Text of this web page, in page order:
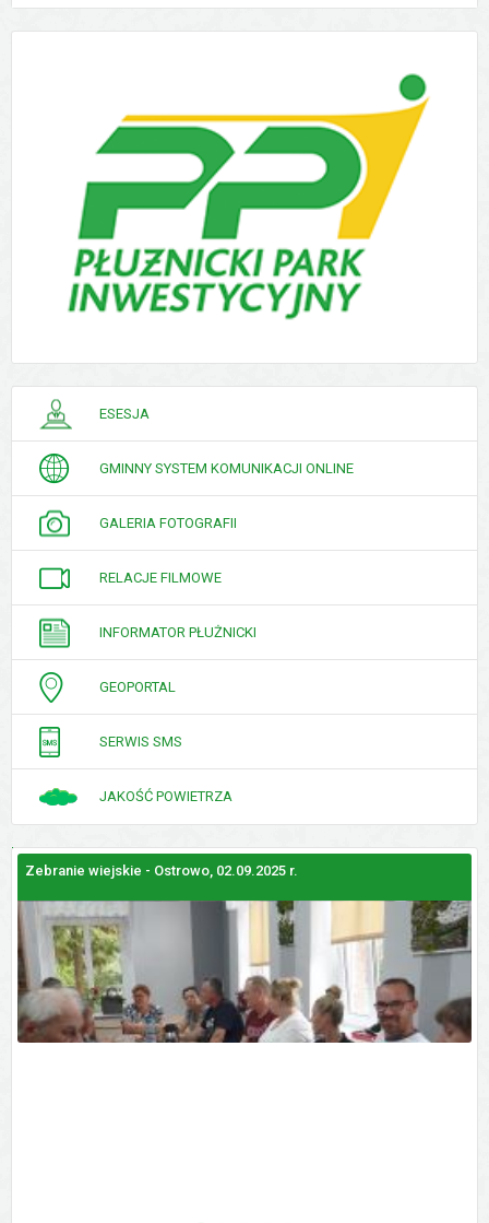
PORADNIK
INTERESANTA
ESESJA
GMINNY SYSTEM KOMUNIKACJI ONLINE
GALERIA FOTOGRAFII
RELACJE FILMOWE
INFORMATOR PŁUŻNICKI
GEOPORTAL
SERWIS SMS
JAKOŚĆ POWIETRZA
GALERIE
ZDJĘĆ
Zebranie wiejskie - Ostrowo, 02.09.2025 r.